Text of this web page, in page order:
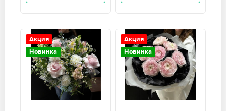
Акция
Новинка
Акция
Новинка